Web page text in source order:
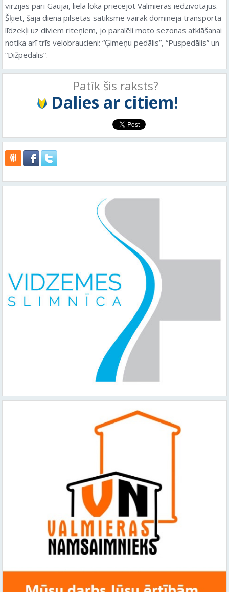
virzījās pāri Gaujai, lielā lokā priecējot Valmieras iedzīvotājus.
Šķiet, šajā dienā pilsētas satiksmē vairāk dominēja transporta
līdzekļi uz diviem riteņiem, jo paralēli moto sezonas atklāšanai
notika arī trīs velobraucieni: “Ģimeņu pedālis”, “Puspedālis” un
“Dižpedālis”.
Patīk šis raksts?
Dalies ar citiem!